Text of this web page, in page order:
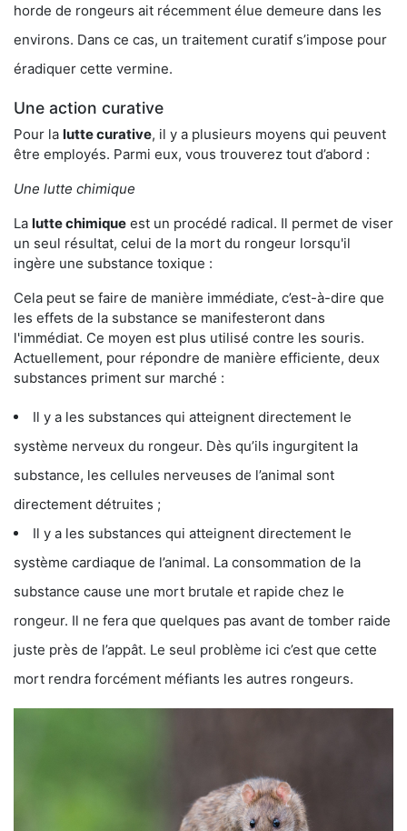
horde de rongeurs ait récemment élue demeure dans les
environs. Dans ce cas, un traitement curatif s’impose pour
éradiquer cette vermine.
Une action curative
Pour la lutte curative, il y a plusieurs moyens qui peuvent
être employés. Parmi eux, vous trouverez tout d’abord :
Une lutte chimique
La lutte chimique est un procédé radical. Il permet de viser
un seul résultat, celui de la mort du rongeur lorsqu'il
ingère une substance toxique :
Cela peut se faire de manière immédiate, c’est-à-dire que
les effets de la substance se manifesteront dans
l'immédiat. Ce moyen est plus utilisé contre les souris.
Actuellement, pour répondre de manière efficiente, deux
substances priment sur marché :
Il y a les substances qui atteignent directement le
système nerveux du rongeur. Dès qu’ils ingurgitent la
substance, les cellules nerveuses de l’animal sont
directement détruites ;
Il y a les substances qui atteignent directement le
système cardiaque de l’animal. La consommation de la
substance cause une mort brutale et rapide chez le
rongeur. Il ne fera que quelques pas avant de tomber raide
juste près de l’appât. Le seul problème ici c’est que cette
mort rendra forcément méfiants les autres rongeurs.